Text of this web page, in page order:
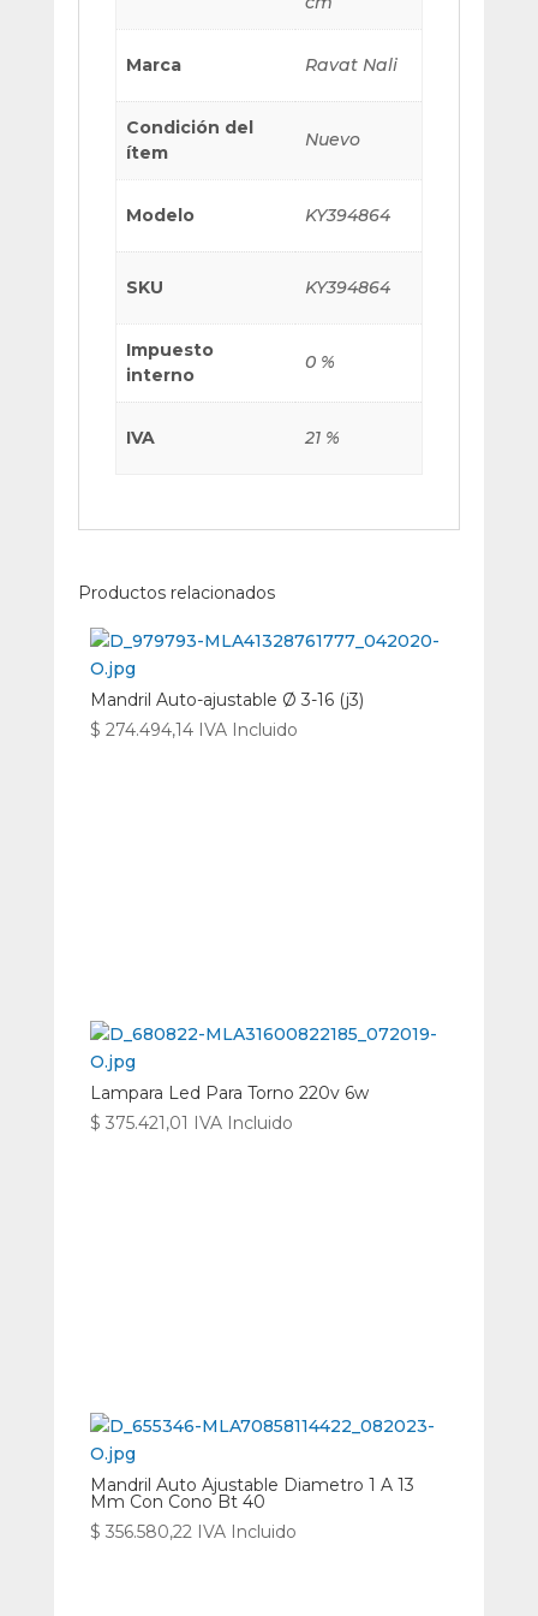
Marca Ravat Nali
Condición del
ítem
Nuevo
Modelo KY394864
SKU KY394864
Impuesto
interno
0 %
IVA 21 %
Productos relacionados
Mandril Auto-ajustable Ø 3-16 (j3)
$ 274.494,14 IVA Incluido
Lampara Led Para Torno 220v 6w
$ 375.421,01 IVA Incluido
Mandril Auto Ajustable Diametro 1 A 13
Mm Con Cono Bt 40
$ 356.580,22 IVA Incluido